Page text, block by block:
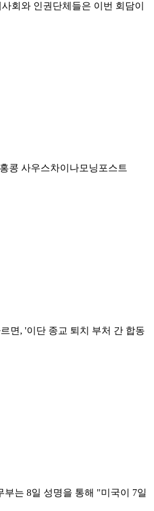
회와 인권단체들은 이번 회담이
콩 사우스차이나모닝포스트
면, '이단 종교 퇴치 부처 간 합동
는 8일 성명을 통해 "미국이 7일